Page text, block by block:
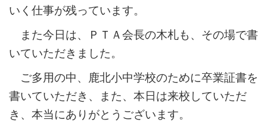
いく仕事が残っています。
また今日は、ＰＴＡ会長の木札も、その場で書
いていただきました。
ご多用の中、鹿北小中学校のために卒業証書を
書いていただき、また、本日は来校していただ
き、本当にありがとうございます。